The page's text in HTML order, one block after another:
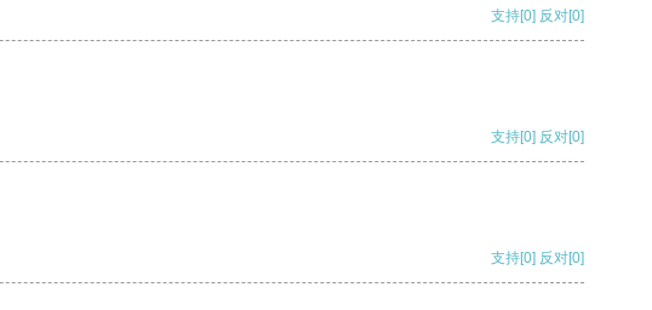
支持[0] 反对[0]
支持[0] 反对[0]
支持[0] 反对[0]